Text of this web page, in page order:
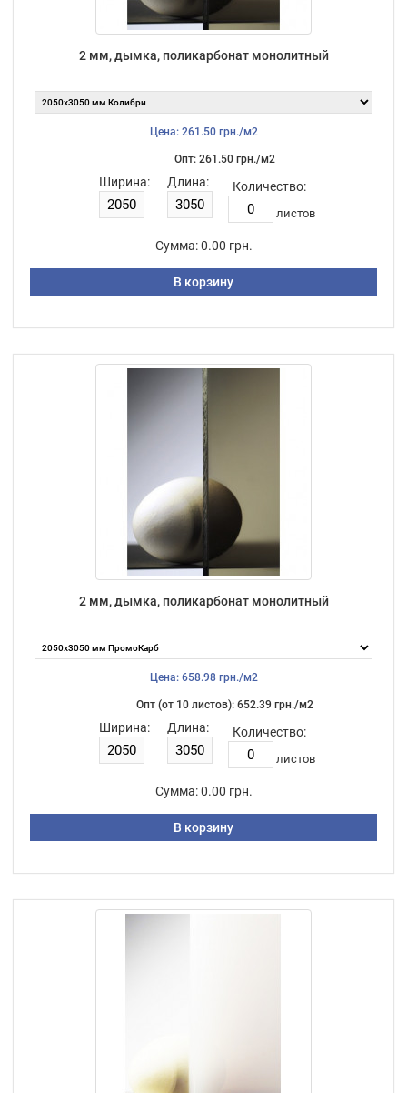
2 мм, дымка, поликарбонат монолитный
Цена: 261.50 грн./м2
Опт: 261.50 грн./м2
Ширина: Длина: Количество:
листов
Сумма: 0.00 грн.
В корзину
2 мм, дымка, поликарбонат монолитный
Цена: 658.98 грн./м2
Опт (от 10 листов): 652.39 грн./м2
Ширина: Длина: Количество:
листов
Сумма: 0.00 грн.
В корзину